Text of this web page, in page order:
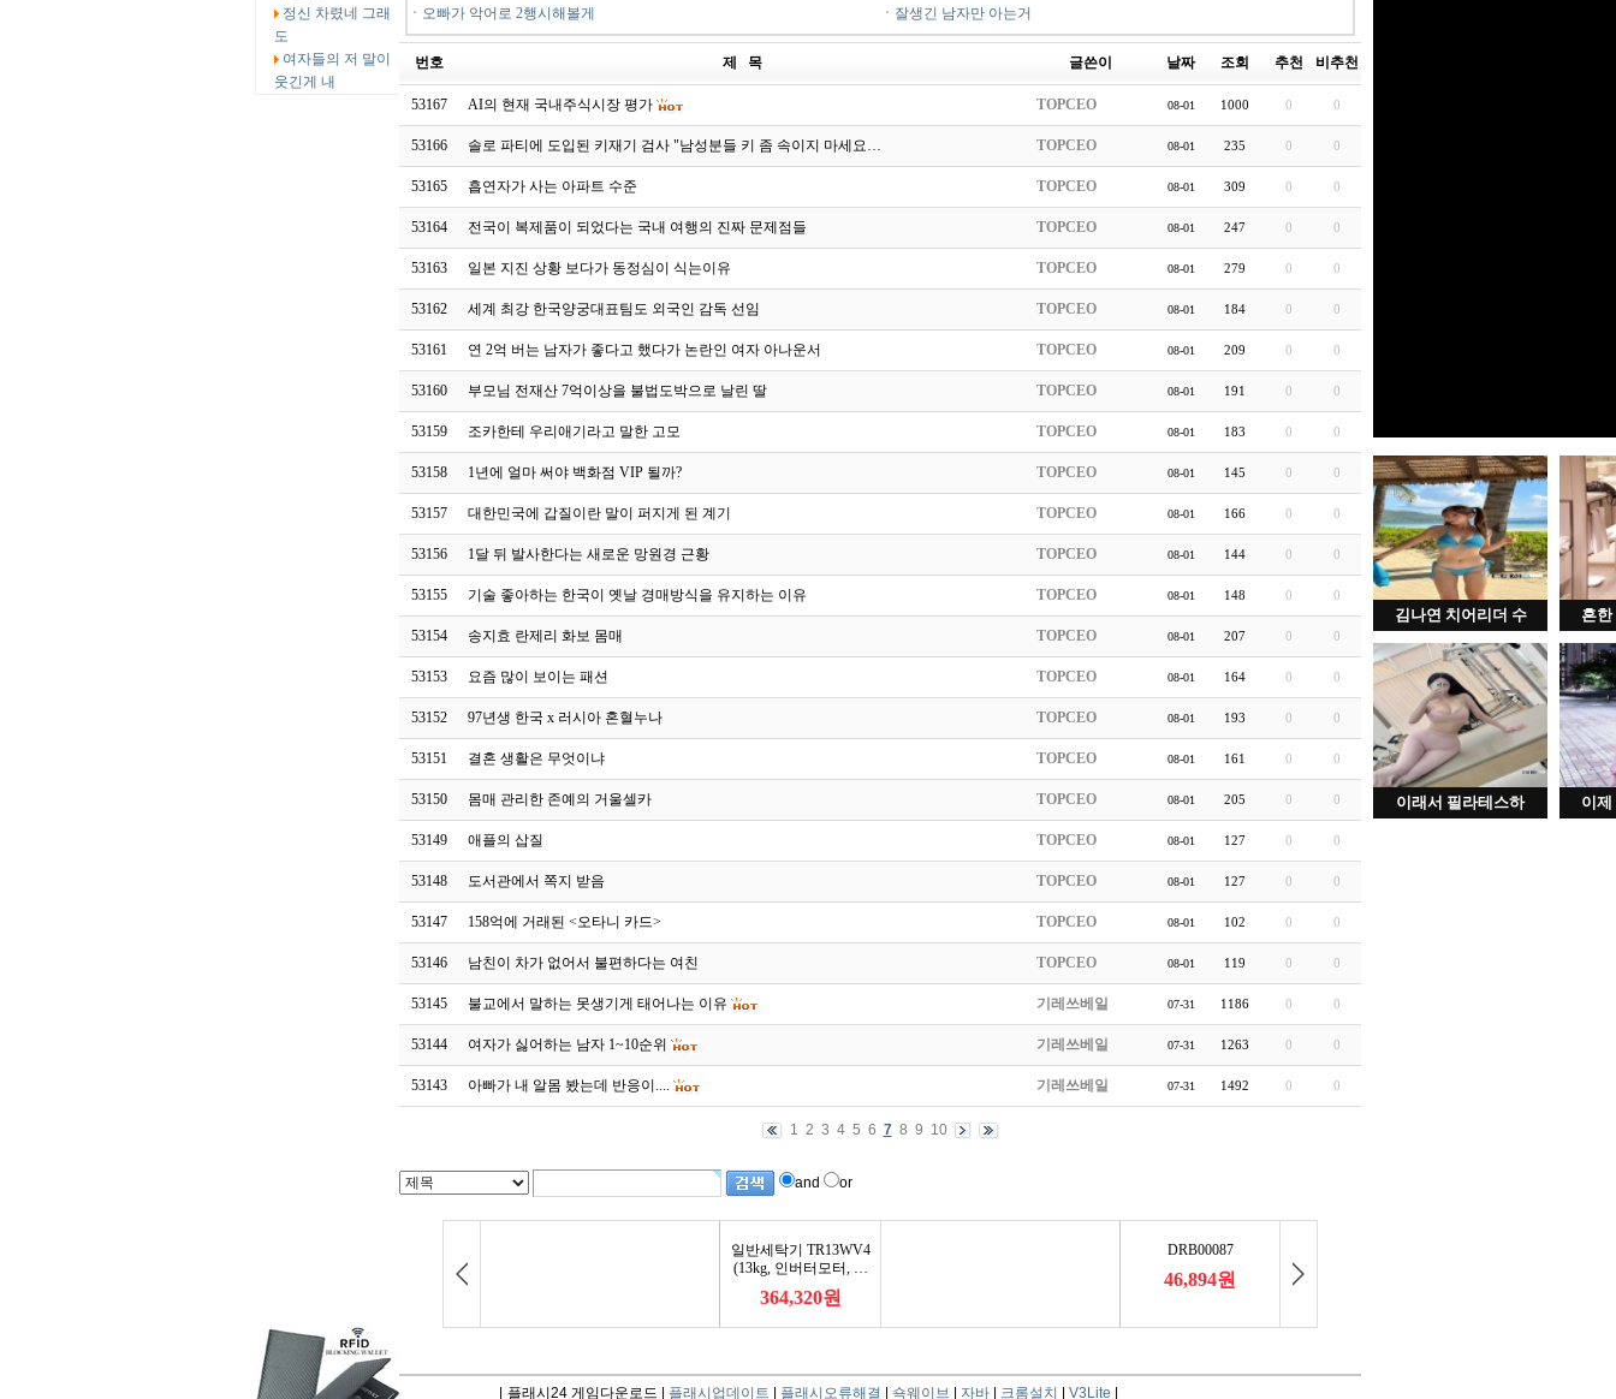
김나연 치어리더 수 흔한
이래서 필라테스하 이제
정신 차렸네 그래
도
여자들의 저 말이
웃긴게 내
ㆍ 오빠가 악어로 2행시해볼게 ㆍ 잘생긴 남자만 아는거
번호 제 목 글쓴이 날짜 조회 추천 비추천
53167 AI의 현재 국내주식시장 평가 TOPCEO 08-01 1000 0 0
53166 솔로 파티에 도입된 키재기 검사 "남성분들 키 좀 속이지 마세요… TOPCEO 08-01 235 0 0
53165 흡연자가 사는 아파트 수준 TOPCEO 08-01 309 0 0
53164 전국이 복제품이 되었다는 국내 여행의 진짜 문제점들 TOPCEO 08-01 247 0 0
53163 일본 지진 상황 보다가 동정심이 식는이유 TOPCEO 08-01 279 0 0
53162 세계 최강 한국양궁대표팀도 외국인 감독 선임 TOPCEO 08-01 184 0 0
53161 연 2억 버는 남자가 좋다고 했다가 논란인 여자 아나운서 TOPCEO 08-01 209 0 0
53160 부모님 전재산 7억이상을 불법도박으로 날린 딸 TOPCEO 08-01 191 0 0
53159 조카한테 우리애기라고 말한 고모 TOPCEO 08-01 183 0 0
53158 1년에 얼마 써야 백화점 VIP 될까? TOPCEO 08-01 145 0 0
53157 대한민국에 갑질이란 말이 퍼지게 된 계기 TOPCEO 08-01 166 0 0
53156 1달 뒤 발사한다는 새로운 망원경 근황 TOPCEO 08-01 144 0 0
53155 기술 좋아하는 한국이 옛날 경매방식을 유지하는 이유 TOPCEO 08-01 148 0 0
53154 송지효 란제리 화보 몸매 TOPCEO 08-01 207 0 0
53153 요즘 많이 보이는 패션 TOPCEO 08-01 164 0 0
53152 97년생 한국 x 러시아 혼혈누나 TOPCEO 08-01 193 0 0
53151 결혼 생활은 무엇이냐 TOPCEO 08-01 161 0 0
53150 몸매 관리한 존예의 거울셀카 TOPCEO 08-01 205 0 0
53149 애플의 삽질 TOPCEO 08-01 127 0 0
53148 도서관에서 쪽지 받음 TOPCEO 08-01 127 0 0
53147 158억에 거래된 <오타니 카드> TOPCEO 08-01 102 0 0
53146 남친이 차가 없어서 불편하다는 여친 TOPCEO 08-01 119 0 0
53145 불교에서 말하는 못생기게 태어나는 이유 기레쓰베일 07-31 1186 0 0
53144 여자가 싫어하는 남자 1~10순위 기레쓰베일 07-31 1263 0 0
53143 아빠가 내 알몸 봤는데 반응이.... 기레쓰베일 07-31 1492 0 0
1 2 3 4 5 6 7 8 9 10
and or
플래시24 게임다운로드 | 플래시업데이트 플래시오류해결 쇽웨이브 자바| 크롬설치 V3Lite